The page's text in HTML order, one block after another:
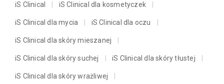
iS Clinical iS Clinical dla kosmetyczek
iS Clinical dla mycia iS Clinical dla oczu
iS Clinical dla skóry mieszanej
iS Clinical dla skóry suchej iS Clinical dla skóry tłustej
iS Clinical dla skóry wrażliwej